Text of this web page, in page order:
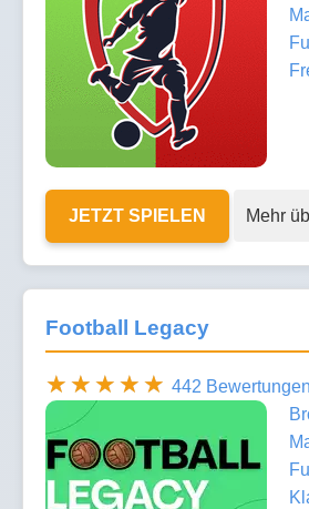
JETZT SPIELEN Mehr
Football Legacy
442 Bewertungen